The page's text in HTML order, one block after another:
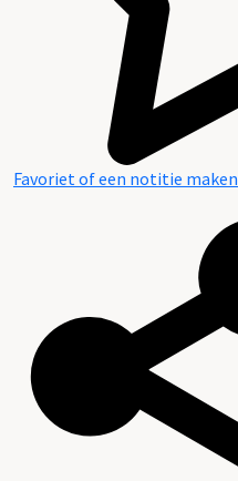
Favoriet of een notitie maken